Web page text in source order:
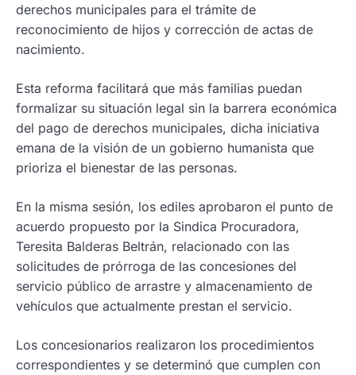
derechos municipales para el trámite de
reconocimiento de hijos y corrección de actas de
nacimiento.
Esta reforma facilitará que más familias puedan
formalizar su situación legal sin la barrera económica
del pago de derechos municipales, dicha iniciativa
emana de la visión de un gobierno humanista que
prioriza el bienestar de las personas.
En la misma sesión, los ediles aprobaron el punto de
acuerdo propuesto por la Sindica Procuradora,
Teresita Balderas Beltrán, relacionado con las
solicitudes de prórroga de las concesiones del
servicio público de arrastre y almacenamiento de
vehículos que actualmente prestan el servicio.
Los concesionarios realizaron los procedimientos
correspondientes y se determinó que cumplen con